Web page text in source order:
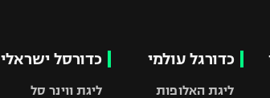
כדורגל עולמי
ליגת האלופות
כדורסל ישראלי
ליגת ווינר סל